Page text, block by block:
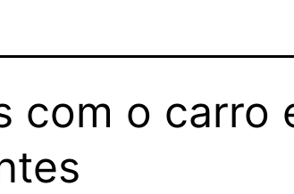
com o carro